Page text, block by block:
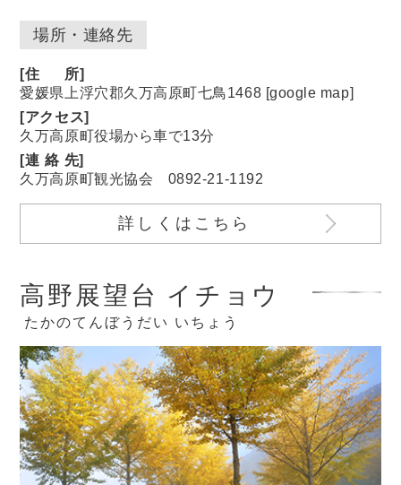
場所・連絡先
[住
所]
愛媛県上浮穴郡久万高原町七鳥1468 [google map]
[アクセス]
久万高原町役場から車で13分
[連絡 先]
久万高原町観光協会 0892-21-1192
詳しくはこちら
高野展望台 イチョウ
たかのてんぼうだい いちょう